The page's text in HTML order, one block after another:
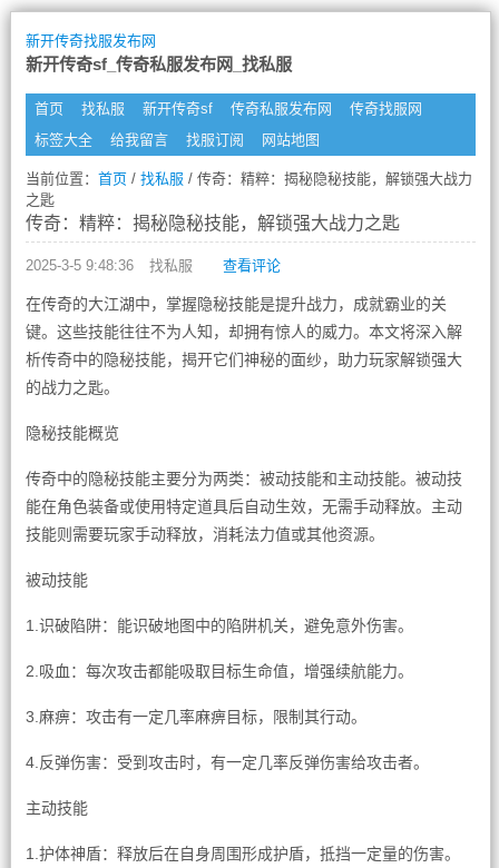
新开传奇找服发布网
新开传奇sf_传奇私服发布网_找私服
首页 找私服 新开传奇sf 传奇私服发布网
传奇找服网
标签大全
给我留言 找服订阅 网站地图
当前位置： 首页/ 找私服 / 传奇：精粹：揭秘隐秘技能，解锁强大战力
之匙
传奇：精粹：揭秘隐秘技能，解锁强大战力之匙
2025-3-5 9:48:36 找私服 查看评论
在传奇的大江湖中，掌握隐秘技能是提升战力，成就霸业的关
键。这些技能往往不为人知，却拥有惊人的威力。本文将深入解
析传奇中的隐秘技能，揭开它们神秘的面纱，助力玩家解锁强大
的战力之匙。
隐秘技能概览
传奇中的隐秘技能主要分为两类：被动技能和主动技能。被动技
能在角色装备或使用特定道具后自动生效，无需手动释放。主动
技能则需要玩家手动释放，消耗法力值或其他资源。
被动技能
1.识破陷阱：能识破地图中的陷阱机关，避免意外伤害。
2.吸血：每次攻击都能吸取目标生命值，增强续航能力。
3.麻痹：攻击有一定几率麻痹目标，限制其行动。
4.反弹伤害：受到攻击时，有一定几率反弹伤害给攻击者。
主动技能
1.护体神盾：释放后在自身周围形成护盾，抵挡一定量的伤害。